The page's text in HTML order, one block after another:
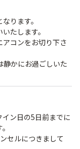
ります。
たします。
コンをお切り下さ
静かにお過ごしいた
ン日の5日前までに
セルにつきまして